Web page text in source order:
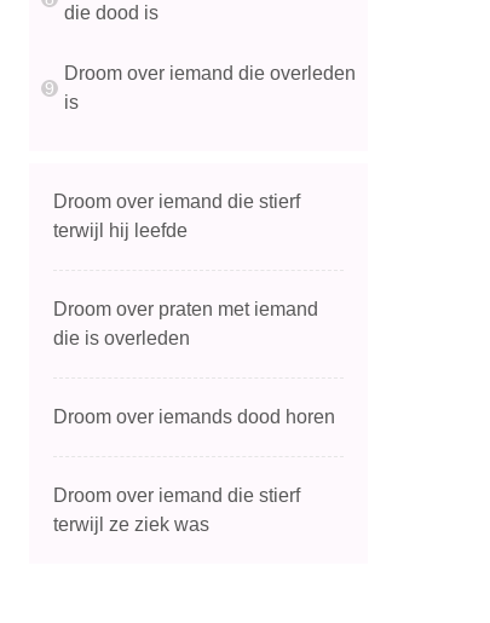
die dood is
Droom over iemand die overleden
is
Droom over iemand die stierf
terwijl hij leefde
Droom over praten met iemand
die is overleden
Droom over iemands dood horen
Droom over iemand die stierf
terwijl ze ziek was